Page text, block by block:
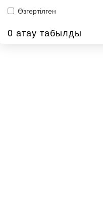
Өзгертілген
0 атау табылды